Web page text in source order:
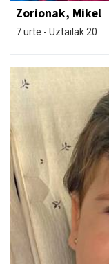
Zorionak, Mikel
7 urte - Uztailak 20